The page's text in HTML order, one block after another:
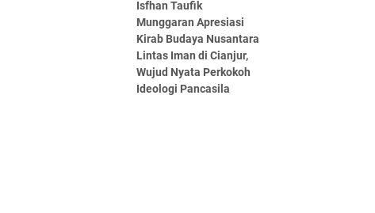
Isfhan Taufik
Munggaran Apresiasi
Kirab Budaya Nusantara
Lintas Iman di Cianjur,
Wujud Nyata Perkokoh
Ideologi Pancasila